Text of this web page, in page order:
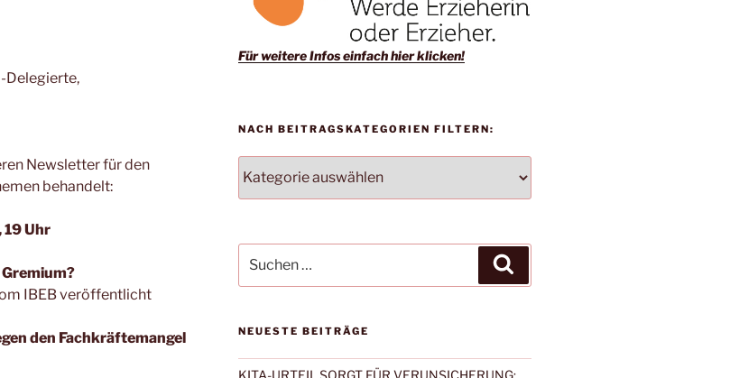
Delegierte,
Newsletter für den
behandelt:
19 Uhr
IBEB veröffentlicht
den Fachkräftemangel
Für weitere Infos einfach hier klicken!
NACH BEITRAGSKATEGORIEN FILTERN:
BEITRAGSKATEGORIEN
FILTERN:
nach:
NEUESTE BEITRÄGE
KITA-URTEIL SORGT FÜR VERUNSICHERUNG: